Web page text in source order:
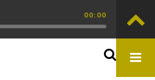
00:00